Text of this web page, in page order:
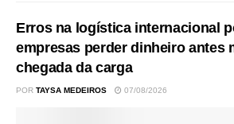
Erros na logística internacional
empresas perder dinheiro antes
chegada da carga
POR TAYSA MEDEIROS 07/08/2026